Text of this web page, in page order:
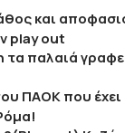
και
play out
παλαιά
ΠΑΟΚ που έχει